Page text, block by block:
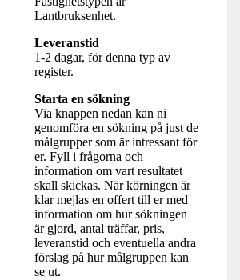
Lantbruksenhet.
Leveranstid
1-2 dagar, för denna typ av
register.
Starta en sökning
Via knappen nedan kan ni
genomföra en sökning på just de
målgrupper som är intressant för
er. Fyll i frågorna och
information om vart resultatet
skall skickas. När körningen är
klar mejlas en offert till er med
information om hur sökningen
är gjord, antal träffar, pris,
leveranstid och eventuella andra
förslag på hur målgruppen kan
se ut.